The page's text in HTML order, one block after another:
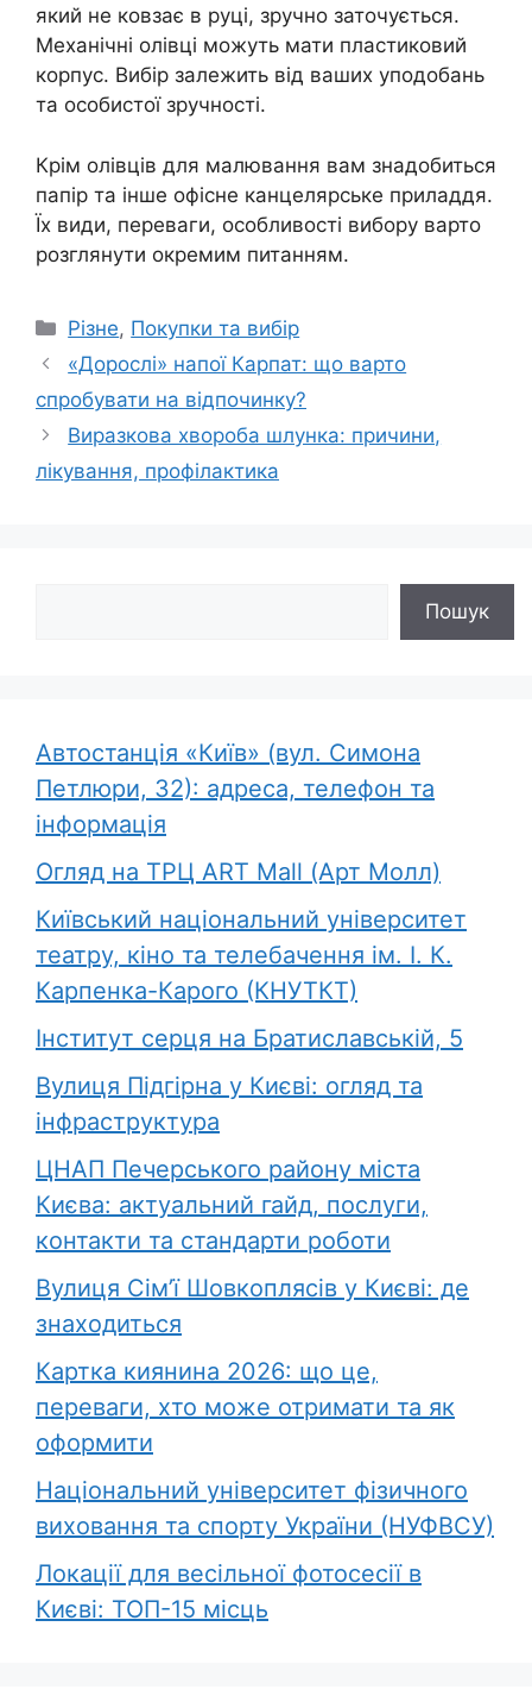
який не ковзає в руці, зручно заточується.
Механічні олівці можуть мати пластиковий
корпус. Вибір залежить від ваших уподобань
та особистої зручності.
Крім олівців для малювання вам знадобиться
папір та інше офісне канцелярське приладдя.
Їх види, переваги, особливості вибору варто
розглянути окремим питанням.
Категорії
Різне, Покупки та вибір
«Дорослі» напої Карпат: що варто
спробувати на відпочинку?
Виразкова хвороба шлунка: причини,
лікування, профілактика
Пошук
Автостанція «Київ» (вул. Симона
Петлюри, 32): адреса, телефон та
інформація
Огляд на ТРЦ ART Mall (Арт Молл)
Київський національний університет
театру, кіно та телебачення ім. І. К.
Карпенка-Карого (КНУТКТ)
Інститут серця на Братиславській, 5
Вулиця Підгірна у Києві: огляд та
інфраструктура
ЦНАП Печерського району міста
Києва: актуальний гайд, послуги,
контакти та стандарти роботи
Вулиця Сім’ї Шовкоплясів у Києві: де
знаходиться
Картка киянина 2026: що це,
переваги, хто може отримати та як
оформити
Національний університет фізичного
виховання та спорту України (НУФВСУ)
Локації для весільної фотосесії в
Києві: ТОП-15 місць